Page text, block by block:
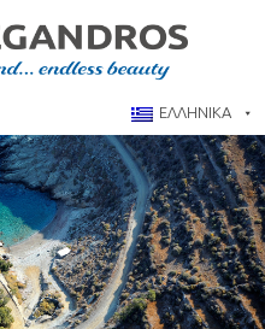
ΕΛΛΗΝΙΚΑ
Ιsland –